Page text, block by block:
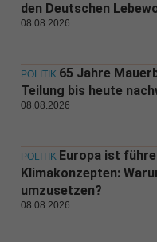
den Deutschen
08.08.2026
POLITIK 65 Jahre
Teilung bis heute
08.08.2026
POLITIK Europa ist
Klimakonzepten:
umzusetzen?
08.08.2026